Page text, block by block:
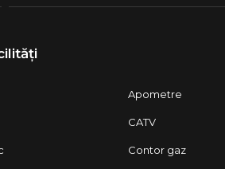
Apometre
CATV
Contor gaz